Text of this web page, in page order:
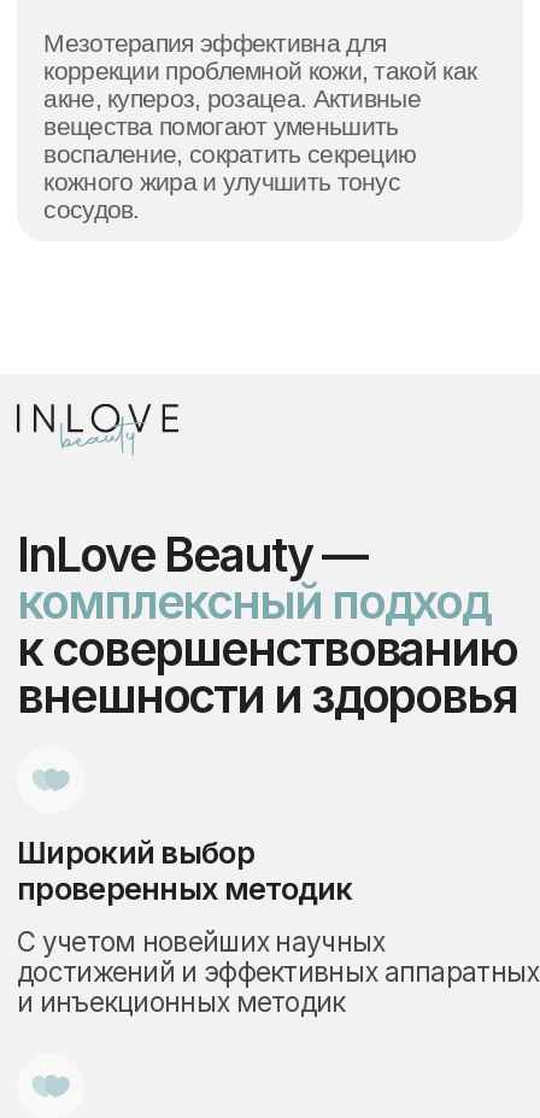
Строгое соблюдение норм
безопасности
Соблюдаем все нормы
лицензирования, правил и СанПиНов.
Используем только
сертифицированные препараты
Как к вам обращаться?
+7
Нажимая кнопку, я даю согласие на
(ФЗ-152). Подтверждаю, что ознакомлен
и согласен с«Политикой
конфиденциальности»